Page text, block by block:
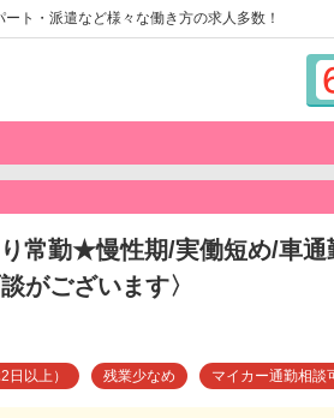
ト・派遣など様々な働き方の求人多数！
り常勤★慢性期/実働短め/車
がございます〉
以上） 残業少なめ マイカー通勤相談